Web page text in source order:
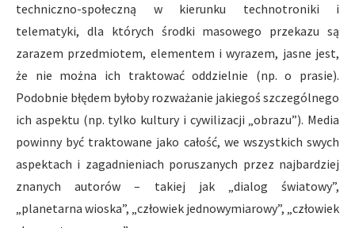
techniczno-społeczną w kierunku technotroniki i
telematyki, dla których środki masowego przekazu są
zarazem przedmiotem, elementem i wyrazem, jasne jest,
że nie można ich traktować oddzielnie (np. o prasie).
Podobnie błędem byłoby rozważanie jakiegoś szczególnego
ich aspektu (np. tylko kultury i cywilizacji „obrazu”). Media
powinny być traktowane jako całość, we wszystkich swych
aspektach i zagadnieniach poruszanych przez najbardziej
znanych autorów – takiej jak „dialog światowy”,
„planetarna wioska”, „człowiek jednowymiarowy”, „człowiek